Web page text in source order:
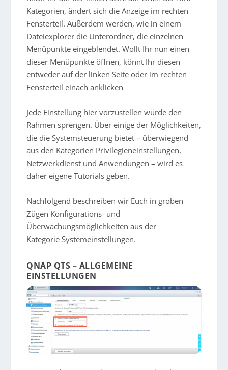
Kategorien, ändert sich die Anzeige im rechten
Fensterteil. Außerdem werden, wie in einem
Dateiexplorer die Unterordner, die einzelnen
Menüpunkte eingeblendet. Wollt Ihr nun einen
dieser Menüpunkte öffnen, könnt Ihr diesen
entweder auf der linken Seite oder im rechten
Fensterteil einach anklicken
Jede Einstellung hier vorzustellen würde den
Rahmen sprengen. Über einige der Möglichkeiten,
die die Systemsteuerung bietet – überwiegend
aus den Kategorien Privilegieneinstellungen,
Netzwerkdienst und Anwendungen – wird es
daher eigene Tutorials geben.
Nachfolgend beschreiben wir Euch in groben
Zügen Konfigurations- und
Überwachungsmöglichkeiten aus der
Kategorie Systemeinstellungen.
QNAP QTS – ALLGEMEINE
EINSTELLUNGEN